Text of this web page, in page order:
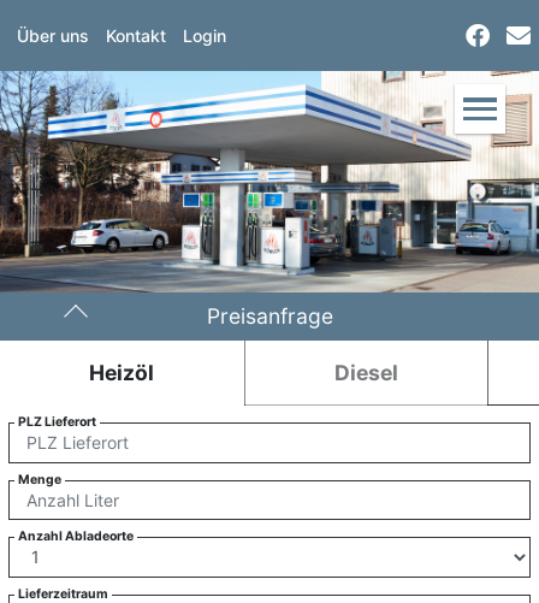
Über uns Kontakt Login
Preisanfrage
Heizöl Diesel
PLZ Lieferort
Menge
Anzahl Abladeorte
Lieferzeitraum